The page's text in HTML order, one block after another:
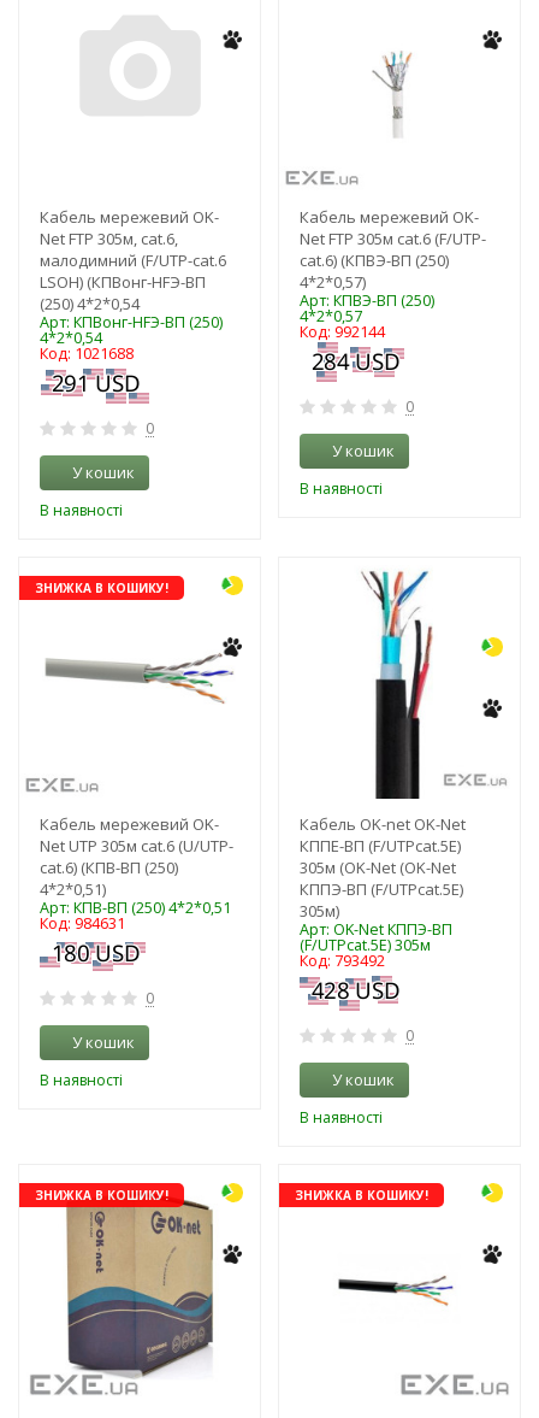
Кабель мережевий OK-
Net FTP 305м, cat.6,
малодимний (F/UTP-cat.6
LSOH) (КПВонг-HFЭ-ВП
(250) 4*2*0,54
Арт: КПВонг-HFЭ-ВП (250)
4*2*0,54
Код: 1021688
0
У кошик
В наявності
Кабель мережевий OK-
Net FTP 305м cat.6 (F/UTP-
cat.6) (КПВЭ-ВП (250)
4*2*0,57)
Арт: КПВЭ-ВП (250)
4*2*0,57
Код: 992144
0
У кошик
В наявності
ЗНИЖКА В КОШИКУ!
Кабель мережевий OK-
Net UTP 305м cat.6 (U/UTP-
cat.6) (КПВ-ВП (250)
4*2*0,51)
Арт: КПВ-ВП (250) 4*2*0,51
Код: 984631
0
У кошик
В наявності
Кабель OK-net OK-Net
КППЕ-ВП (F/UTPcat.5Е)
305м (OK-Net (OK-Net
КППЭ-ВП (F/UTPcat.5Е)
305м)
Арт: OK-Net КППЭ-ВП
(F/UTPcat.5Е) 305м
Код: 793492
0
У кошик
В наявності
ЗНИЖКА В КОШИКУ! ЗНИЖКА В КОШИКУ!